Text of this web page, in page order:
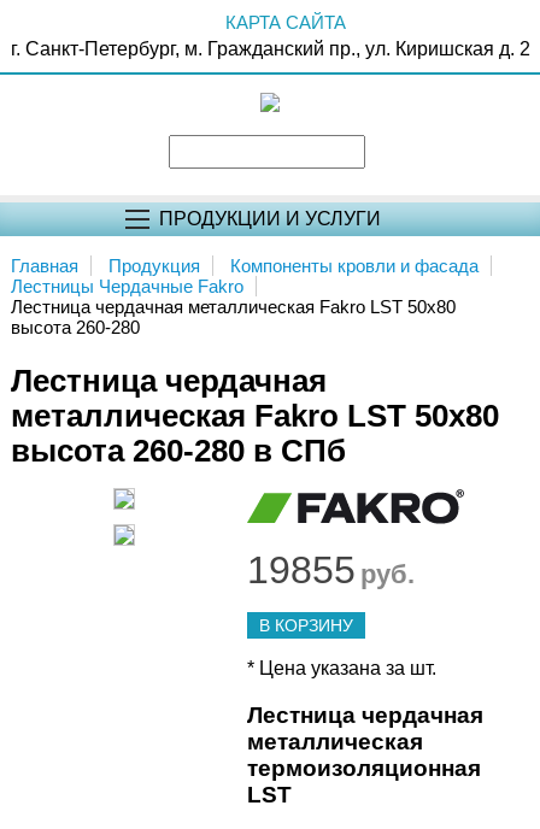
КАРТА САЙТА
г. Санкт-Петербург, м. Гражданский пр., ул. Киришская д. 2
ПРОДУКЦИИ И УСЛУГИ
Главная Продукция
Компоненты кровли и фасада
Лестницы Чердачные Fakro
Лестница чердачная металлическая Fakro LST 50x80
высота 260-280
Лестница чердачная
металлическая Fakro LST 50x80
высота 260-280 в СПб
19855 руб.
В КОРЗИНУ
* Цена указана за шт.
Лестница чердачная
металлическая
термоизоляционная
LST